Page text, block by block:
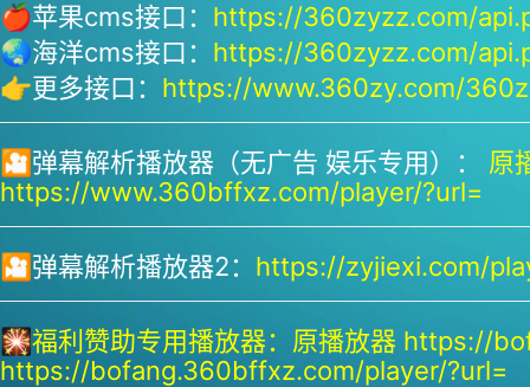
🍎苹果cms接口： https://360zyzz.com/
🌏海洋cms接口： https://360zyzz.com/
👉更多接口： https://www.360zy.com/
🎦弹幕解析播放器（无广告 娱乐专用）： 原
https://www.360bffxz.com/player/?url=
🎦弹幕解析播放器2： https://zyjiexi.com/
🎇福利赞助专用播放器： 原播放器 https://
https://bofang.360bffxz.com/player/?url=